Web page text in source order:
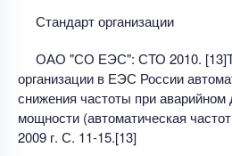
Стандарт организации
ОАО "СО ЕЭС": СТО 2010.
организации в ЕЭС России
снижения частоты при аварийном
мощности (автоматическая
2009 г. С. 11-15.[13]